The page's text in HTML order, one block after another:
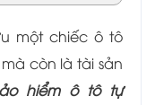
một chiếc ô tô
còn là tài sản
hiểm ô tô tự